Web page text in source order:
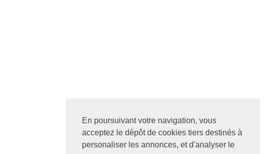
En poursuivant votre navigation, vous
acceptez le dépôt de cookies tiers destinés à
personaliser les annonces, et d'analyser le